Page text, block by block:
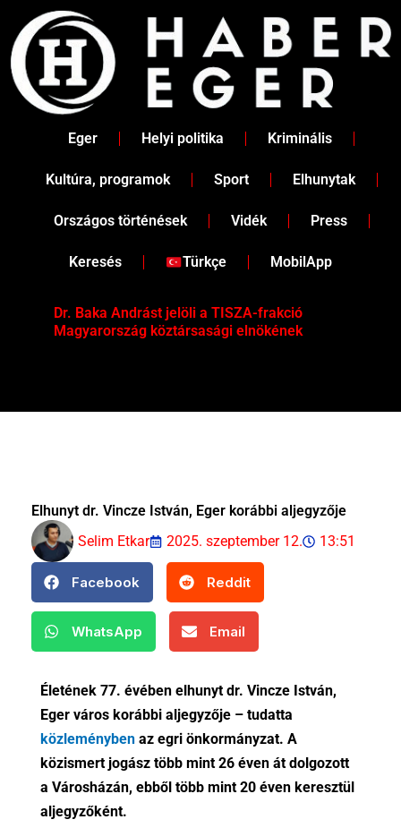
content
Eger Helyi politika Kriminális
Kultúra, programok Sport Elhunytak
Országos történések Vidék Press
Keresés Türkçe MobilApp
Dr. Baka Andrást jelöli a TISZA-frakció
Magyarország köztársasági elnökének
Elhunyt dr. Vincze István, Eger korábbi aljegyzője
Selim Etkar
2025. szeptember 12. 13:51
Facebook Reddit
WhatsApp Email
Életének 77. évében elhunyt dr. Vincze István,
Eger város korábbi aljegyzője – tudatta
közleményben az egri önkormányzat. A
közismert jogász több mint 26 éven át dolgozott
a Városházán, ebből több mint 20 éven keresztül
aljegyzőként.